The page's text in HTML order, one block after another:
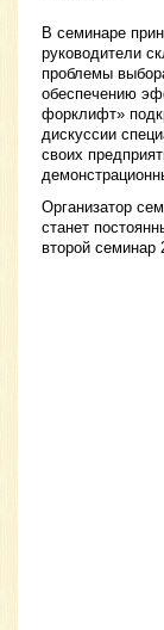
В семинаре
руководители
проблемы
обеспечению
форклифт»
дискуссии
своих
Организатор
станет
второй семинар